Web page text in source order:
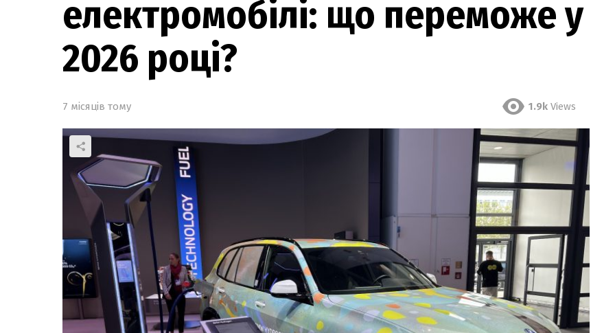
електромобілі: що переможе у
2026 році?
7 місяців тому 1.9k Views